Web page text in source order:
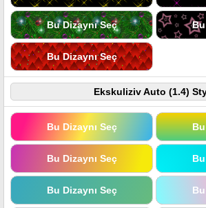
Bu Dizaynı Seç Bu
Bu Dizaynı Seç
Ekskuliziv Auto (1.4)
Bu Dizaynı Seç Bu
Bu Dizaynı Seç
Bu Dizaynı Seç